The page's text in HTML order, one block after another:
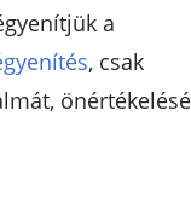
a
, csak